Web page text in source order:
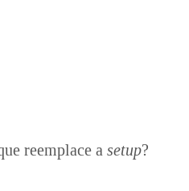
reemplace a setup?